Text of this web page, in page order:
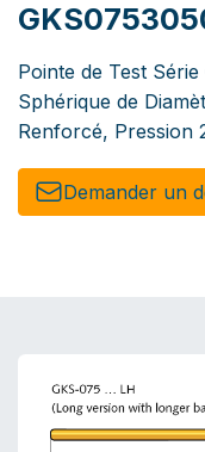
Pointe de Test
Sphérique de
Renforcé, Pression
Demander un